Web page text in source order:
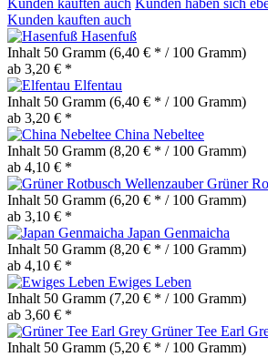
Kunden kauften auch
Hasenfuß
Inhalt 50 Gramm (6,40 € * / 100 Gramm)
ab 3,20 € *
Elfentau
Inhalt 50 Gramm (6,40 € * / 100 Gramm)
ab 3,20 € *
China Nebeltee
Inhalt 50 Gramm (8,20 € * / 100 Gramm)
ab 4,10 € *
Grüner
Inhalt 50 Gramm (6,20 € * / 100 Gramm)
ab 3,10 € *
Japan Genmaicha
Inhalt 50 Gramm (8,20 € * / 100 Gramm)
ab 4,10 € *
Ewiges Leben
Inhalt 50 Gramm (7,20 € * / 100 Gramm)
ab 3,60 € *
Grüner Tee Earl
Inhalt 50 Gramm (5,20 € * / 100 Gramm)